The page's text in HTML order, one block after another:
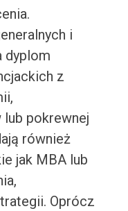
i
dyplom
z
pokrewnej
również
jak MBA lub
Oprócz